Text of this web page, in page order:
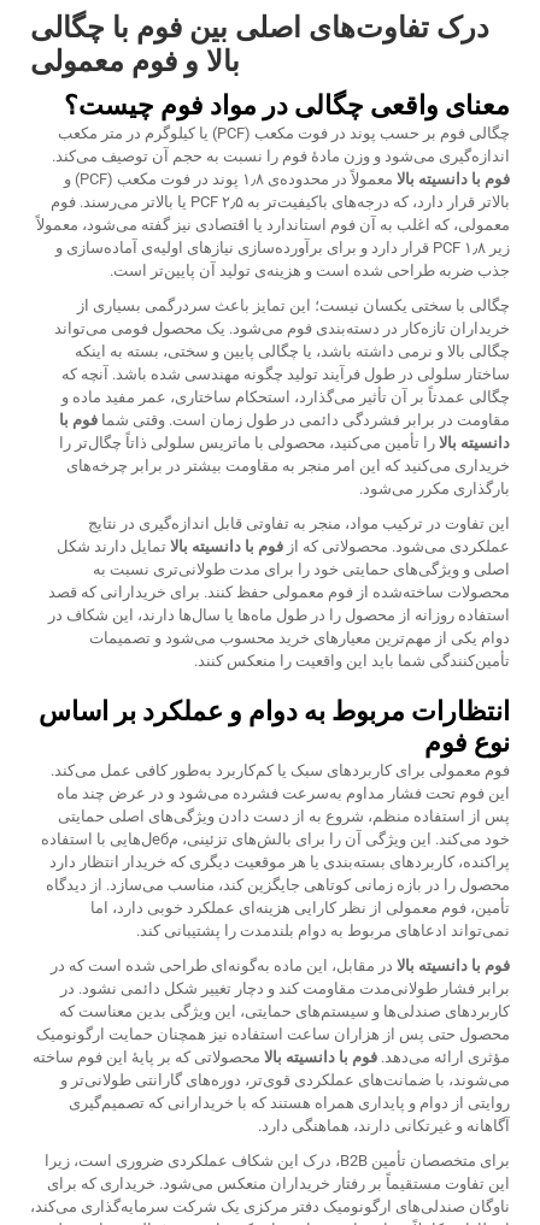
درک تفاوت‌های اصلی بین فوم با چگالی
بالا و فوم معمولی
معنای واقعی چگالی در مواد فوم چیست؟
چگالی فوم بر حسب پوند در فوت مکعب (PCF) یا کیلوگرم در متر مکعب
اندازه‌گیری می‌شود و وزن مادهٔ فوم را نسبت به حجم آن توصیف می‌کند.
فوم با دانسیته بالا
معمولاً در محدوده‌ی ۱٫۸ پوند در فوت مکعب (PCF) و
بالاتر قرار دارد، که درجه‌های باکیفیت‌تر به ۲٫۵ PCF یا بالاتر می‌رسند. فوم
معمولی، که اغلب به آن فوم استاندارد یا اقتصادی نیز گفته می‌شود، معمولاً
زیر ۱٫۸ PCF قرار دارد و برای برآورده‌سازی نیازهای اولیه‌ی آماده‌سازی و
جذب ضربه طراحی شده است و هزینه‌ی تولید آن پایین‌تر است.
چگالی با سختی یکسان نیست؛ این تمایز باعث سردرگمی بسیاری از
خریداران تازه‌کار در دسته‌بندی فوم می‌شود. یک محصول فومی می‌تواند
چگالی بالا و نرمی داشته باشد، یا چگالی پایین و سختی، بسته به اینکه
ساختار سلولی در طول فرآیند تولید چگونه مهندسی شده باشد. آنچه که
چگالی عمدتاً بر آن تأثیر می‌گذارد، استحکام ساختاری، عمر مفید ماده و
مقاومت در برابر فشردگی دائمی در طول زمان است. وقتی شما فوم با
دانسیته بالا را تأمین می‌کنید، محصولی با ماتریس سلولی ذاتاً چگال‌تر را
خریداری می‌کنید که این امر منجر به مقاومت بیشتر در برابر چرخه‌های
بارگذاری مکرر می‌شود.
این تفاوت در ترکیب مواد، منجر به تفاوتی قابل اندازه‌گیری در نتایج
عملکردی می‌شود. محصولاتی که از فوم با دانسیته بالا تمایل دارند شکل
اصلی و ویژگی‌های حمایتی خود را برای مدت طولانی‌تری نسبت به
محصولات ساخته‌شده از فوم معمولی حفظ کنند. برای خریدارانی که قصد
استفاده روزانه از محصول را در طول ماه‌ها یا سال‌ها دارند، این شکاف در
دوام یکی از مهم‌ترین معیارهای خرید محسوب می‌شود و تصمیمات
تأمین‌کنندگی شما باید این واقعیت را منعکس کنند.
انتظارات مربوط به دوام و عملکرد بر اساس
نوع فوم
فوم معمولی برای کاربردهای سبک یا کم‌کاربرد به‌طور کافی عمل می‌کند.
این فوم تحت فشار مداوم به‌سرعت فشرده می‌شود و در عرض چند ماه
پس از استفاده منظم، شروع به از دست دادن ویژگی‌های اصلی حمایتی
خود می‌کند. این ویژگی آن را برای بالش‌های تزئینی، مебل‌هایی با استفاده
پراکنده، کاربردهای بسته‌بندی یا هر موقعیت دیگری که خریدار انتظار دارد
محصول را در بازه زمانی کوتاهی جایگزین کند، مناسب می‌سازد. از دیدگاه
تأمین، فوم معمولی از نظر کارایی هزینه‌ای عملکرد خوبی دارد، اما
نمی‌تواند ادعاهای مربوط به دوام بلندمدت را پشتیبانی کند.
فوم با دانسیته بالا در مقابل، این ماده به‌گونه‌ای طراحی شده است که در
برابر فشار طولانی‌مدت مقاومت کند و دچار تغییر شکل دائمی نشود. در
کاربردهای صندلی‌ها و سیستم‌های حمایتی، این ویژگی بدین معناست که
محصول حتی پس از هزاران ساعت استفاده نیز همچنان حمایت ارگونومیک
مؤثری ارائه می‌دهد. فوم با دانسیته بالا محصولاتی که بر پایهٔ این فوم ساخته
می‌شوند، با ضمانت‌های عملکردی قوی‌تر، دوره‌های گارانتی طولانی‌تر و
روایتی از دوام و پایداری همراه هستند که با خریدارانی که تصمیم‌گیری
آگاهانه و غیرتکانی دارند، هماهنگی دارد.
برای متخصصان تأمین B2B، درک این شکاف عملکردی ضروری است، زیرا
این تفاوت مستقیماً بر رفتار خریداران منعکس می‌شود. خریداری که برای
ناوگان صندلی‌های ارگونومیک دفتر مرکزی یک شرکت سرمایه‌گذاری می‌کند،